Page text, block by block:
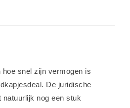
snel zijn vermogen is
De juridische
nog een stuk